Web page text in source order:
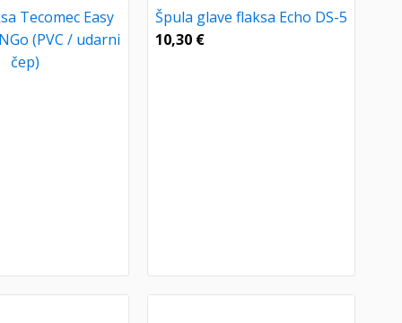
Tecomec Easy
(PVC / udarni
čep)
Špula glave flaksa Echo DS-5
10,30 €